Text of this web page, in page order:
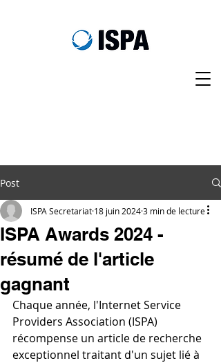
Post
ISPA Awards 2024 -
résumé de l'article
gagnant
ISPA Secretariat 18 juin 20243 min de lecture
Chaque année, l'Internet Service
Providers Association (ISPA)
récompense un article de recherche
exceptionnel traitant d'un sujet lié à